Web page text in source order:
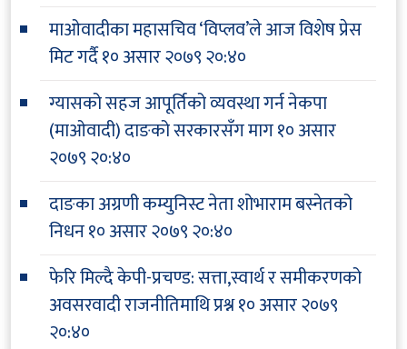
माओवादीका महासचिव ‘विप्लव’ले आज विशेष प्रेस
मिट गर्दै१० असार २०७९ २०:४०
ग्यासको सहज आपूर्तिको व्यवस्था गर्न नेकपा
(माओवादी) दाङको सरकारसँग माग१० असार
२०७९ २०:४०
दाङका अग्रणी कम्युनिस्ट नेता शोभाराम बस्नेतको
निधन१० असार २०७९ २०:४०
फेरि मिल्दै केपी-प्रचण्ड: सत्ता,स्वार्थ र समीकरणको
अवसरवादी राजनीतिमाथि प्रश्न१० असार २०७९
२०:४०